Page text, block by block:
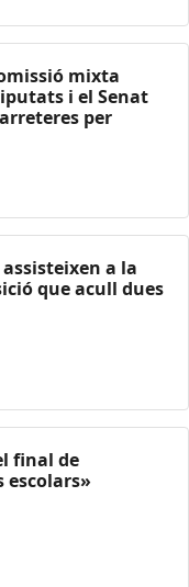
mixta
i el Senat
per
a la
que acull dues
final de
escolars»